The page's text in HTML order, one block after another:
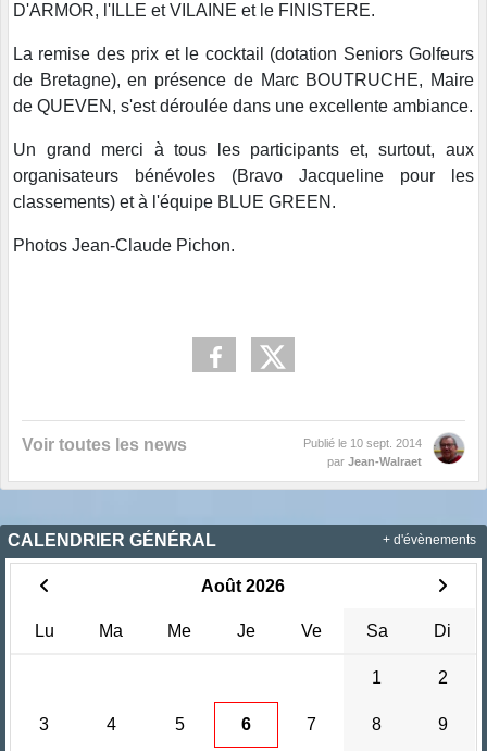
D'ARMOR, l'ILLE et VILAINE et le FINISTERE.
La remise des prix et le cocktail (dotation Seniors Golfeurs
de Bretagne), en présence de Marc BOUTRUCHE, Maire
de QUEVEN, s'est déroulée dans une excellente ambiance.
Un grand merci à tous les participants et, surtout, aux
organisateurs bénévoles (Bravo Jacqueline pour les
classements) et à l'équipe BLUE GREEN.
Photos Jean-Claude Pichon.
Voir toutes les news Publié le 10 sept. 2014
par Jean-Walraet
CALENDRIER GÉNÉRAL
Août 2026
Lu Ma Me Je Ve Sa Di
1 2
3 4 5 6 7 8 9
+ d'évènements